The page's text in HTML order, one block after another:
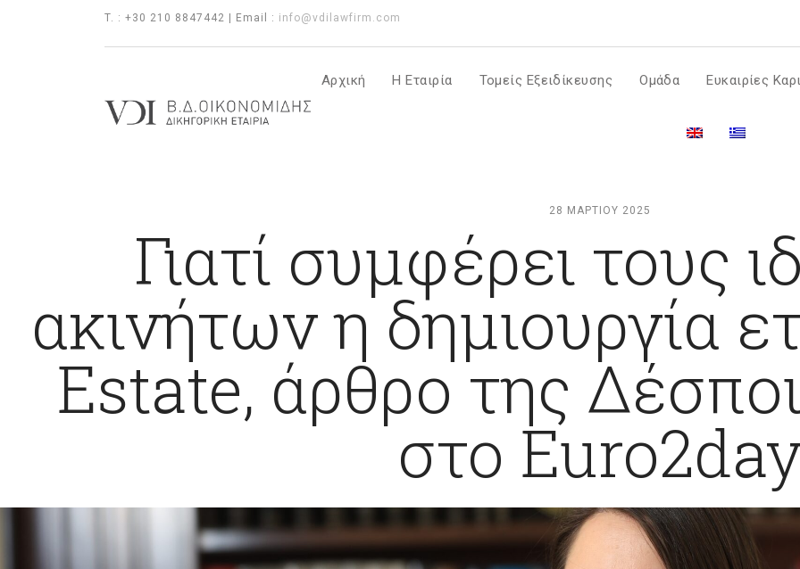
T. : +30 210 8847442 | Email : info@vdilawfirm.com
Αρχική Η Εταιρία Τομείς Εξειδίκευσης Ομάδα Ευκαιρίες
28 ΜΑΡΤΊΟΥ 2025
Γιατί συμφέρει τους
ακινήτων η δημιουργία
Estate, άρθρο της
στο